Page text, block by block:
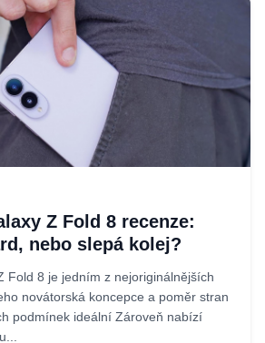
Z Fold 8 recenze:
nebo slepá kolej?
Fold 8 je jedním z nejoriginálnějších
novátorská koncepce a poměr stran
podmínek ideální Zároveň nabízí